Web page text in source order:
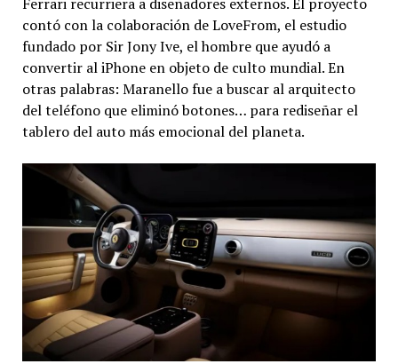
contó con la colaboración de LoveFrom, el estudio
fundado por Sir Jony Ive, el hombre que ayudó a
convertir al iPhone en objeto de culto mundial. En
otras palabras: Maranello fue a buscar al arquitecto
del teléfono que eliminó botones… para rediseñar el
tablero del auto más emocional del planeta.